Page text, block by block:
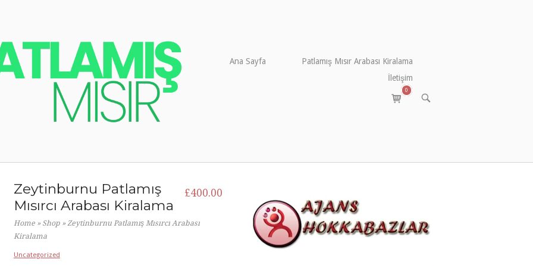
Ana Sayfa
Patlamış Mısır Arabası Kiralama
İletişim
View
shopping
0
OPEN
£400.00
Zeytinburnu Patlamış
Mısırcı Arabası Kiralama
Home » Shop » Zeytinburnu Patlamış Mısırcı Arabası
Kiralama
Uncategorized